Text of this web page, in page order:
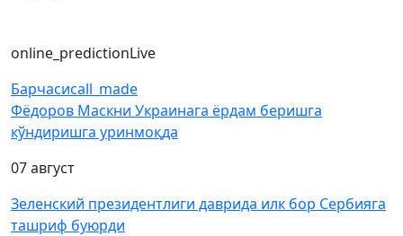
online_predictionLive
Барчасиcall_made
Фёдоров Маскни Украинага ёрдам беришга
кўндиришга уринмоқда
07 август
Зеленский президентлиги даврида илк бор Сербияга
ташриф буюрди